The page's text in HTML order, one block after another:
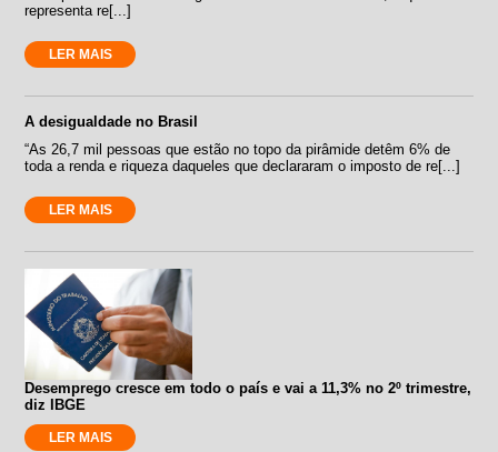
representa re[...]
LER MAIS
A desigualdade no Brasil
“As 26,7 mil pessoas que estão no topo da pirâmide detêm 6% de
toda a renda e riqueza daqueles que declararam o imposto de re[...]
LER MAIS
Desemprego cresce em todo o país e vai a 11,3% no 2º trimestre,
diz IBGE
LER MAIS